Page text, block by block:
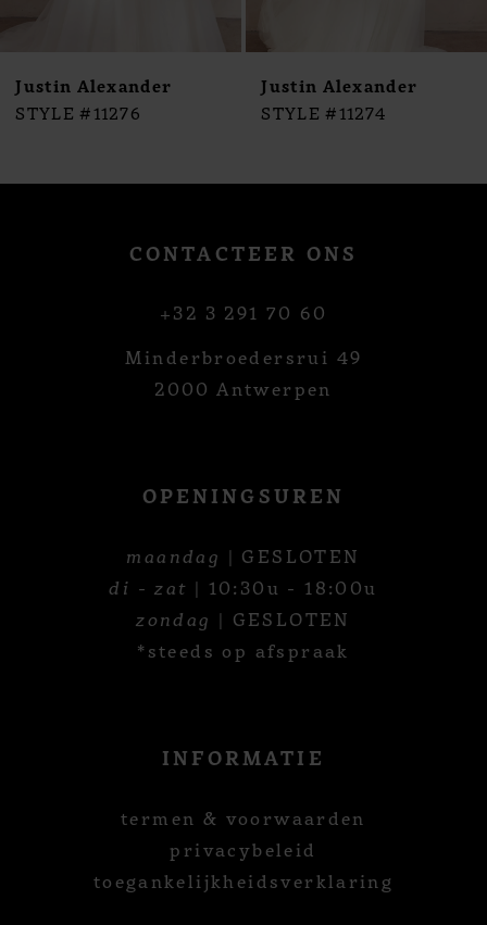
11
12
14
Justin Alexander
STYLE #11276
Justin Alexander
STYLE #11274
CONTACTEER ONS
+32 3 291 70 60
Minderbroedersrui 49
2000 Antwerpen
OPENINGSUREN
maandag | GESLOTEN
di - zat | 10:30u - 18:00u
zondag | GESLOTEN
*steeds op afspraak
INFORMATIE
termen & voorwaarden
privacybeleid
toegankelijkheidsverklaring